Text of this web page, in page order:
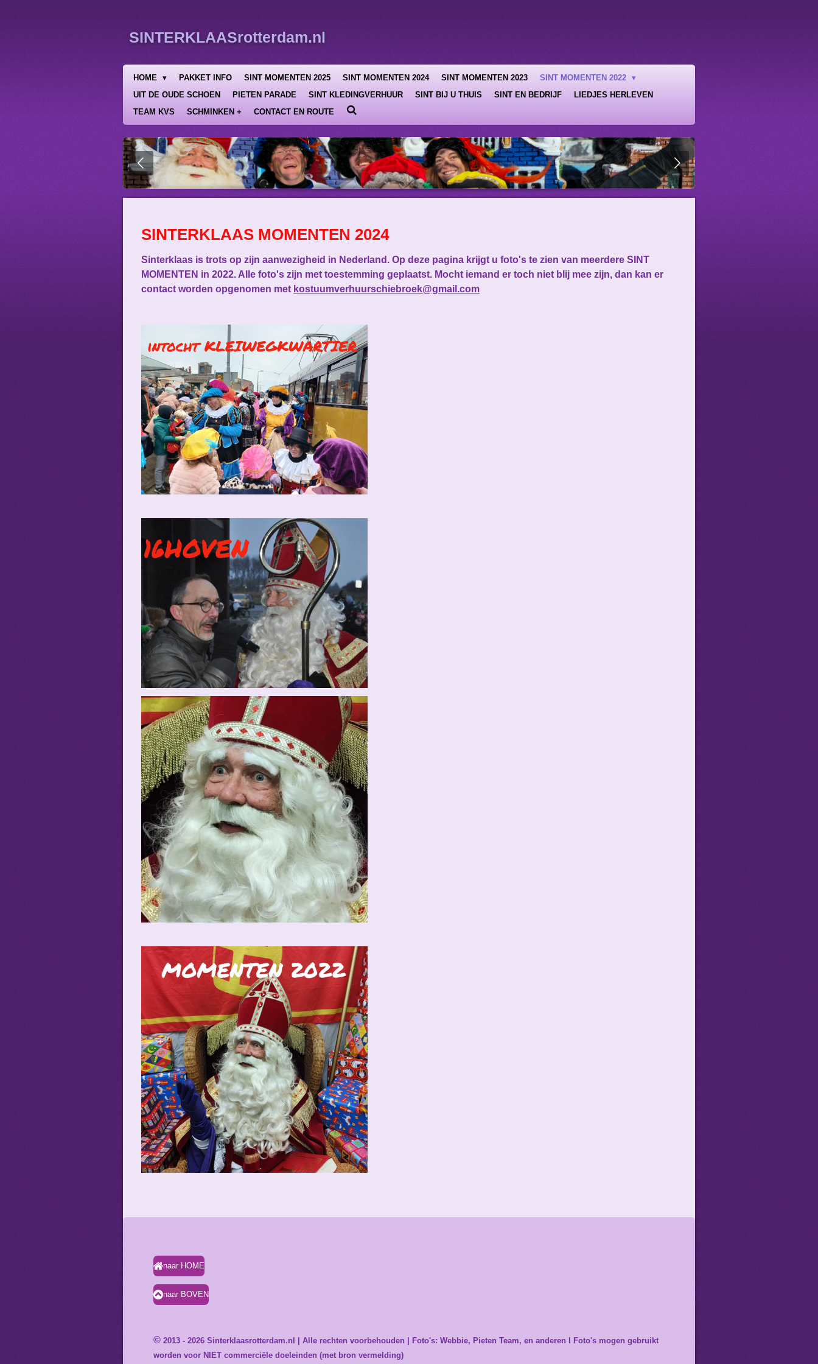
SINTERKLAASrotterdam.nl
HOME PAKKET INFO SINT MOMENTEN 2025 SINT MOMENTEN 2024 SINT MOMENTEN 2023
SINT MOMENTEN 2022
UIT DE OUDE SCHOEN
PIETEN PARADE SINT KLEDINGVERHUUR SINT BIJ U THUIS SINT EN BEDRIJF
LIEDJES HERLEVEN
TEAM KVS
SCHMINKEN + CONTACT EN ROUTE
SINTERKLAAS MOMENTEN 2024
Sinterklaas is trots op zijn aanwezigheid in Nederland. Op deze pagina krijgt u foto's te zien van meerdere SINT
MOMENTEN in 2022. Alle foto's zijn met toestemming geplaatst. Mocht iemand er toch niet blij mee zijn, dan kan er
contact worden opgenomen met kostuumverhuurschiebroek@gmail.com
naar HOME
naar BOVEN
© 2013 - 2026 Sinterklaasrotterdam.nl | Alle rechten voorbehouden | Foto's: Webbie, Pieten Team, en anderen l Foto's mogen gebruikt
worden voor NIET commerciële doeleinden (met bron vermelding)